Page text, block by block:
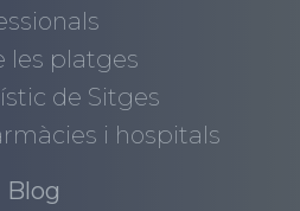
les platges
de Sitges
i hospitals
Blog